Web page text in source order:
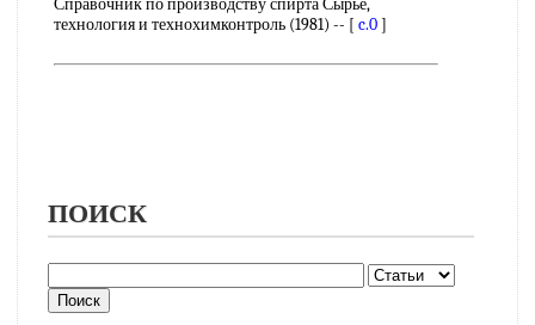
Справочник по производству спирта Сырье,
технология и технохимконтроль (1981) -- [ c.0]
ПОИСК